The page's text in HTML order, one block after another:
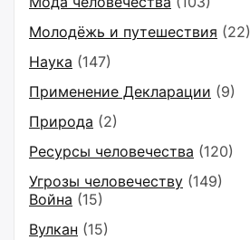
Молодёжь и путешествия (22)
Наука (147)
Применение Декларации (9)
Природа (2)
Ресурсы человечества (120)
Угрозы человечеству (149)
Война (15)
Вулкан (15)